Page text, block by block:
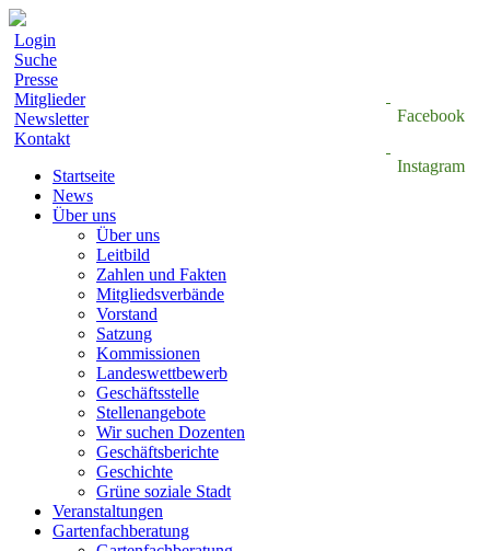
Login
Facebook
Instagram
Suche
Presse
Mitglieder
Newsletter
Kontakt
Startseite
News
Über uns
Über uns
Leitbild
Zahlen und Fakten
Mitgliedsverbände
Vorstand
Satzung
Kommissionen
Landeswettbewerb
Geschäftsstelle
Stellenangebote
Wir suchen Dozenten
Geschäftsberichte
Geschichte
Grüne soziale Stadt
Veranstaltungen
Gartenfachberatung